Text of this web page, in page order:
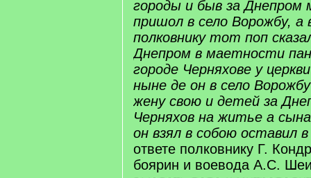
городы и быв за Днепром
пришол в село Ворожбу, а
полковнику тот поп
Днепром в маетности
городе Черняхове у
ныне де он в село
жену свою и детей за
Черняхов на житье а
он взял в собою оставил
ответе полковнику Г.
боярин и воевода А.С.